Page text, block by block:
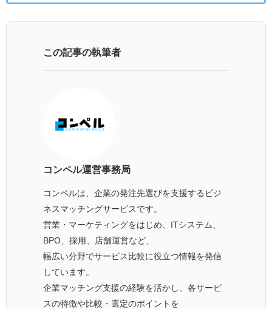
この記事の執筆者
コンペル運営事務局
コンペルは、企業の発注先選びを支援するビジ
ネスマッチングサービスです。
営業・マーケティングをはじめ、ITシステム、
BPO、採用、店舗運営など、
幅広い分野でサービス比較に役立つ情報を発信
しています。
企業マッチング支援の経験を活かし、各サービ
スの特徴や比較・選定のポイントを